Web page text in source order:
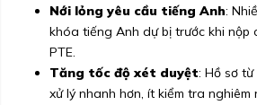
Nới lỏng yêu cầu tiếng Anh:
khóa tiếng Anh dự bị trước khi nộp
PTE.
Tăng tốc độ xét duyệt: Hồ sơ
xử lý nhanh hơn, ít kiểm tra nghiêm